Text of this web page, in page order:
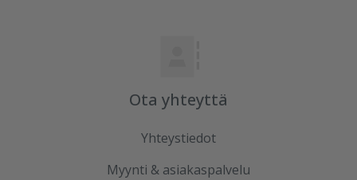
Ota yhteyttä
Yhteystiedot
Myynti & asiakaspalvelu